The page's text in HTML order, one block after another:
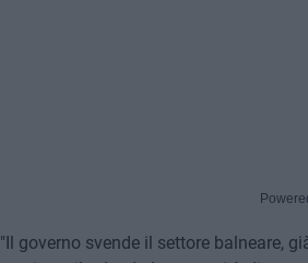
"Il governo svende il settore balneare,